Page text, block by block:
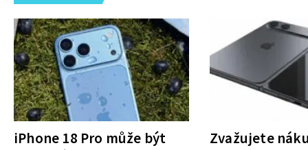
iPhone 18 Pro může být
Zvažujete